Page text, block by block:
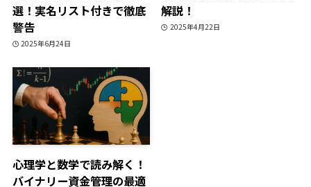
選！実名リスト付きで徹底
警告
2025年6月24日
解説！
2025年4月22日
心理学と数学で読み解く！
バイナリー資金管理の最適